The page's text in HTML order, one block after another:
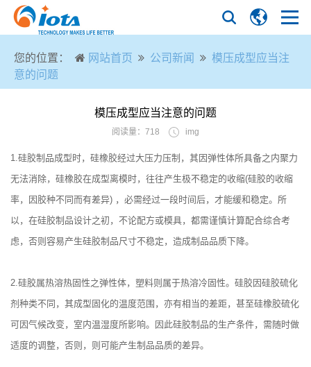
您的位置： 网站首页 公司新闻
模压成型应当注
意的问题
模压成型应当注意的问题
阅读量：718 img
1.硅胶制品成型时，硅橡胶经过大压力压制，其因弹性体所具备之内聚力
无法消除，硅橡胶在成型离模时，往往产生极不稳定的收缩(硅胶的收缩
率，因胶种不同而有差异) ，必需经过一段时间后，才能缓和稳定。所
以，在硅胶制品设计之初，不论配方或模具，都需谨慎计算配合综合考
虑，否则容易产生硅胶制品尺寸不稳定，造成制品品质下降。
2.硅胶属热溶热固性之弹性体，塑料则属于热溶冷固性。硅胶因硅胶硫化
剂种类不同，其成型固化的温度范围，亦有相当的差距，甚至硅橡胶硫化
可因气候改变，室内温湿度所影响。因此硅胶制品的生产条件，需随时做
适度的调整，否则，则可能产生制品品质的差异。